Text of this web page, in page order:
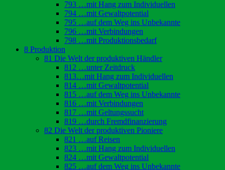
793 …mit Hang zum Individuellen
794 …mit Gewaltpotential
795 …auf dem Weg ins Unbekannte
796 …mit Verbindungen
798 …mit Produktionsbedarf
8 Produktion
81 Die Welt der produktiven Händler
812 …unter Zeitdruck
813…mit Hang zum Individuellen
814 …mit Gewaltpotential
815 …auf dem Weg ins Unbekannte
816 …mit Verbindungen
817 …mit Geltungssucht
819 …durch Fremdfinanzierung
82 Die Welt der produktiven Pioniere
821 …auf Reisen
823 …mit Hang zum Individuellen
824 …mit Gewaltpotential
825 …auf dem Weg ins Unbekannte